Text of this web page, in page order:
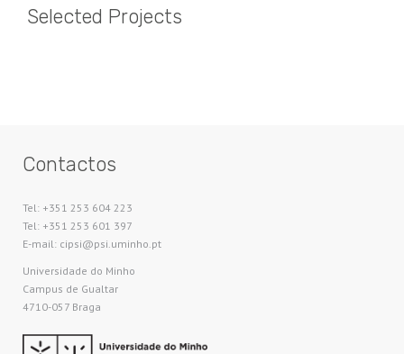
Selected Projects
Contactos
Tel: +351 253 604 223
Tel: +351 253 601 397
E-mail: cipsi@psi.uminho.pt
Universidade do Minho​
Campus de Gualtar
4710-057 Braga